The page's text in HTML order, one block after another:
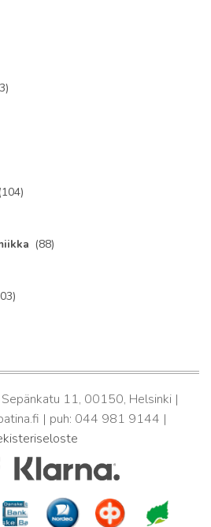
(88)
11, 00150, Helsinki |
| puh: 044 981 9144 |